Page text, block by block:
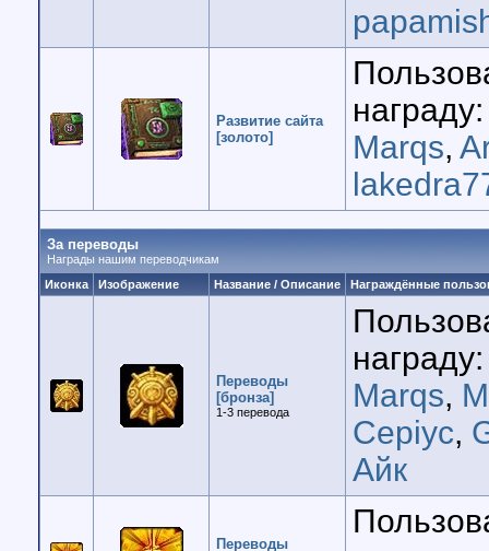
Развитие сайта
[золото]
Marqs,
За переводы
Награды нашим переводчикам
Иконка
Изображение Название / Описание Награждённые
Переводы
[бронза]
1-3 перевода
Marqs,
Cepiyc,
Айк
Переводы